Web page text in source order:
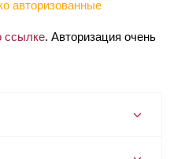
авторизованные
ссылке. Авторизация очень